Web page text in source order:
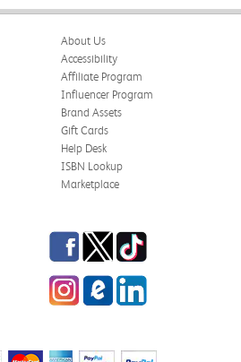
About Us
Accessibility
Affiliate Program
Influencer Program
Brand Assets
Gift Cards
Help Desk
ISBN Lookup
Marketplace
Facebook
TwitterTikTok
InstagrameCampus Blog
LinkedIn